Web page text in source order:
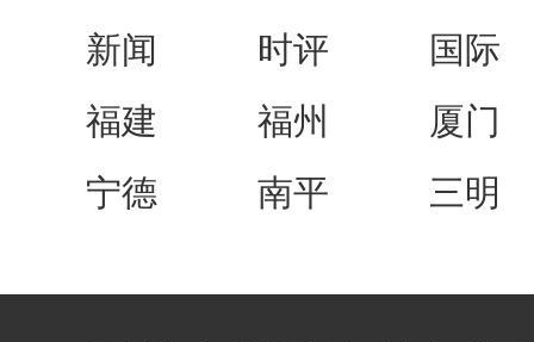
新闻 时评
国际
福建
福州
厦门
宁德
南平 三明